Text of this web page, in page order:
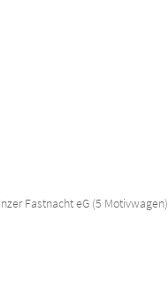
Fastnacht eG (5 Motivwagen)